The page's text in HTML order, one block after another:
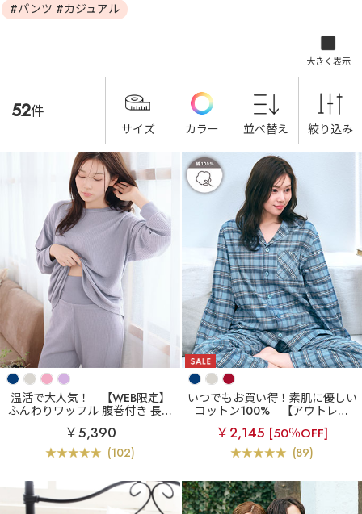
#パンツ #カジュアル
52件
絞り込み
カラー
サイズ 並べ替え
大きく表示
温活で大人気！
【WEB限定】
ふんわりワッフル 腹巻付き 長袖
上下セット
￥5,390
(102)
いつでもお買い得！素肌に優しい
コットン100%
【アウトレッ
ト】綿100% ネルシャツ パジャ
マ 長袖 上下セット (男女兼用サ
イズ)
￥2,145 [50％OFF]
(89)